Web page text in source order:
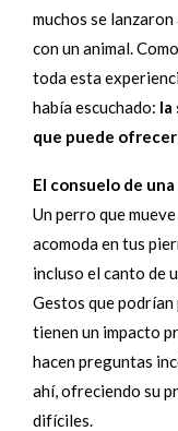
muchos se
con un animal.
toda esta
había escuchado: la
que puede ofrecer
El consuelo de
Un perro que
acomoda en tus
incluso el canto de
Gestos que podrían
tienen un impacto
hacen preguntas
ahí, ofreciendo su
difíciles.